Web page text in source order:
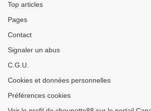
Top articles
Pages
Contact
Signaler un abus
C.G.U.
Cookies et données personnelles
Préférences cookies